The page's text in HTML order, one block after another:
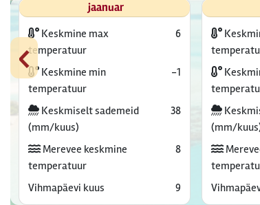
‹
jaanuar
Keskmine max
temperatuur
6
Keskmine min
temperatuur
-1
Keskmiselt sademeid
(mm/kuus)
38
Merevee keskmine
temperatuur
8
Vihmapäevi kuus 9
(mm/